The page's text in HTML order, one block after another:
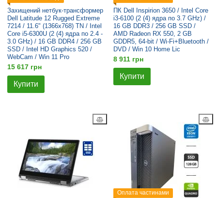
Захищений нетбук-трансформер
Dell Latitude 12 Rugged Extreme
7214 / 11.6" (1366x768) TN / Intel
Core i5-6300U (2 (4) ядра по 2.4 -
3.0 GHz) / 16 GB DDR4 / 256 GB
SSD / Intel HD Graphics 520 /
WebCam / Win 11 Pro
15 617 грн
Купити
ПК Dell Inspirion 3650 / Intel Core
i3-6100 (2 (4) ядра по 3.7 GHz) /
16 GB DDR3 / 256 GB SSD /
AMD Radeon RX 550, 2 GB
GDDR5, 64-bit / Wi-Fi+Bluetooth /
DVD / Win 10 Home Lic
8 911 грн
Купити
Оплата частинами